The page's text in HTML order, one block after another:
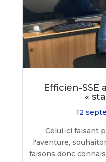
Efficien-SSE
«
12
Celui-ci faisant
l'aventure,
faisons donc